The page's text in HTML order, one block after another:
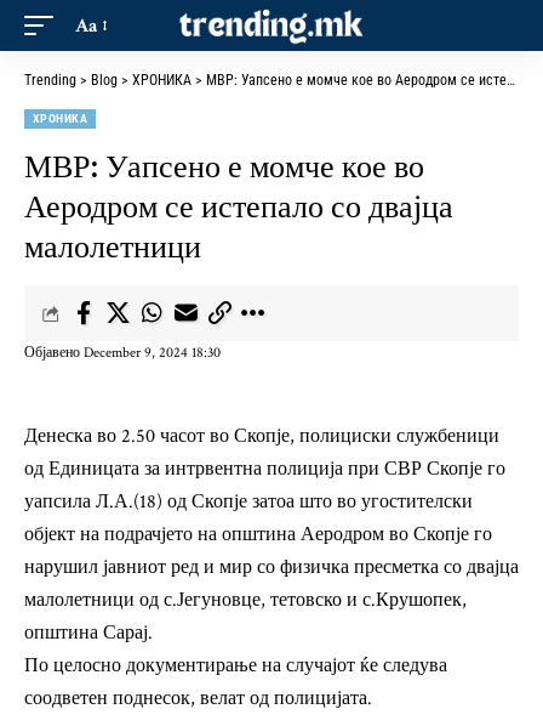
Aa
Trending > Blog > ХРОНИКА > МВР: Уапсено е момче кое во Аеродром се истепало со двајца малолетници
ХРОНИКА
МВР: Уапсено е момче кое во
Аеродром се истепало со двајца
малолетници
Објавено December 9, 2024 18:30
Денеска во 2.50 часот во Скопје, полициски службеници
од Единицата за интрвентна полиција при СВР Скопје го
уапсила Л.А.(18) од Скопје затоа што во угостителски
објект на подрачјето на општина Аеродром во Скопје го
нарушил јавниот ред и мир со физичка пресметка со двајца
малолетници од с.Јегуновце, тетовско и с.Крушопек,
општина Сарај.
По целосно документирање на случајот ќе следува
соодветен поднесок, велат од полицијата.